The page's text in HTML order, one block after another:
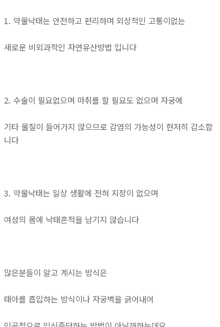
1. 약물낙태는 안전하고 편리하며 외상적인 고통이없는
새로운 비외과적인 자연유산방법 입니다
2. 수술이 필요없으며 마취를 할 필요도 없으며 자궁에
기타 물질이 들어가지 않으므로 감염의 가능성이 현저히 감소합
니다
3. 약물낙태는 일상 생활에 전혀 지장이 없으며
여성의 몸에 낙태흔적을 남기지 않습니다
많은분들이 알고 계시는 방식은
태아를 흡입하는 방식이나 자궁벽을 긁어내어